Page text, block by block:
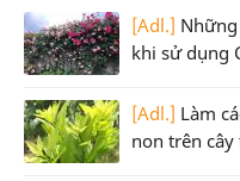
[Adl.]
khi sử dụng
[Adl.] Làm
non trên cây